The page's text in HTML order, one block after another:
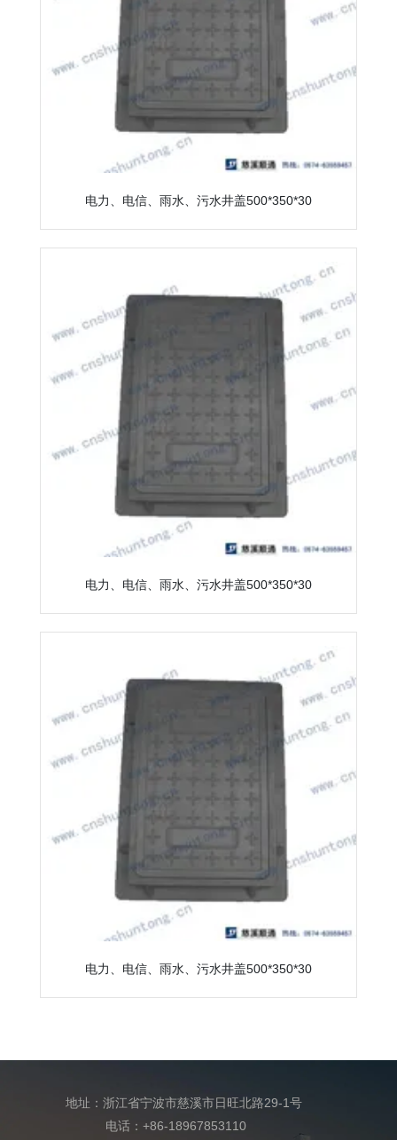
电力、电信、雨水、污水井盖500*350*30
电力、电信、雨水、污水井盖500*350*30
电力、电信、雨水、污水井盖500*350*30
地址：浙江省宁波市慈溪市日旺北路29-1号
电话：+86-18967853110